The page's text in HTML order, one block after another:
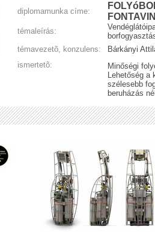
diplomamunka címe:
témaleírás:
témavezetõ, konzulens:
Bárkányi
ismertetõ:
Minőségi
Lehetőség a
szélesebb
beruházás